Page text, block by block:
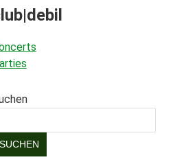
SUCHEN